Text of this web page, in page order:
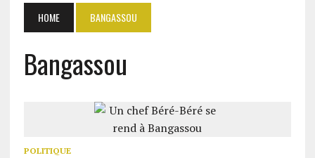
HOME BANGASSOU
Bangassou
POLITIQUE